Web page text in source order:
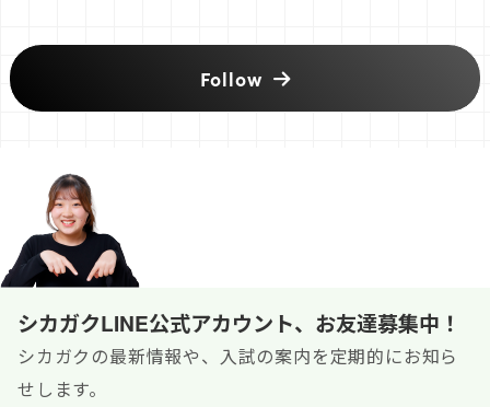
Follow
シカガクLINE公式アカウント、お友達募集中！
シカガクの最新情報や、入試の案内を定期的にお知ら
せします。